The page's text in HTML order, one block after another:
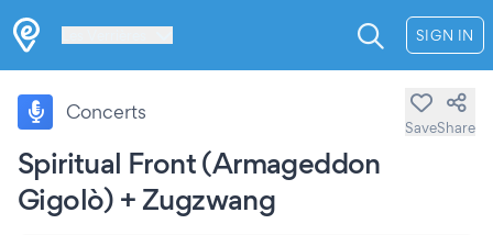
SIGN IN
Spiritual Front (Armageddon
Gigolò) + Zugzwang
Concerts
SaveShare